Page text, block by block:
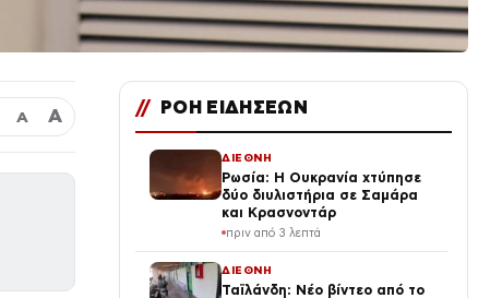
Α Α // ΡΟΗ ΕΙΔΗΣΕΩΝ
ΔΙΕΘΝΗ
Ρωσία: Η Ουκρανία χτύπησε
δύο διυλιστήρια σε Σαμάρα
και Κρασνοντάρ
πριν από 3 λεπτά
ΔΙΕΘΝΗ
Ταϊλάνδη: Νέο βίντεο από το